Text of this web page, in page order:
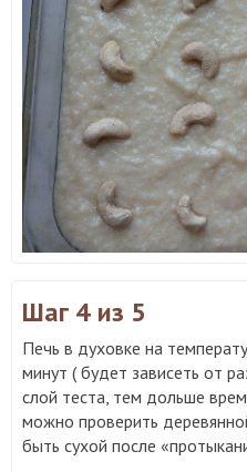
Шаг 4 из 5
Печь в духовке на
минут ( будет зависеть от
слой теста, тем дольше
можно проверить
быть сухой после